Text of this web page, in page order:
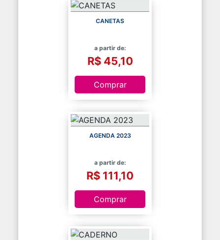
CANETAS
a partir de:
R$ 45,10
Comprar
AGENDA 2023
a partir de:
R$ 111,10
Comprar